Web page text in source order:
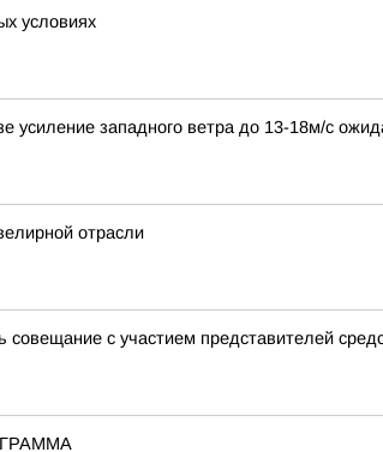
условиях
западного ветра до 13-18м/с
отрасли
совещание с участием представителей